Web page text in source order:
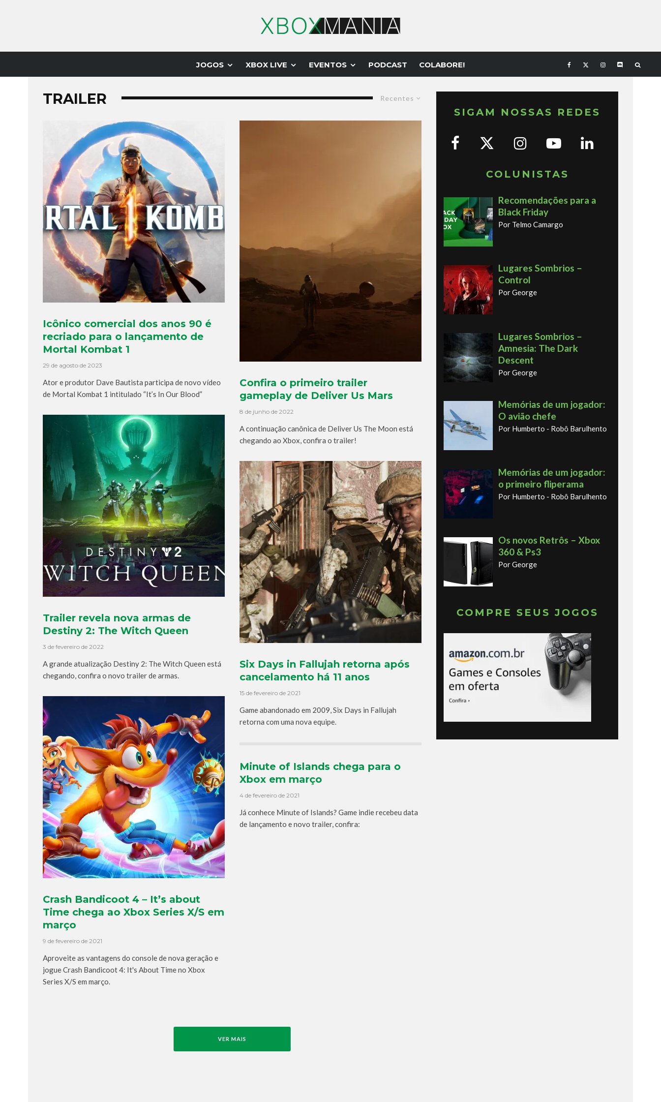
JOGOS XBOX LIVE EVENTOS PODCAST COLABORE!
Recentes
TRAILER
Icônico comercial dos anos 90 é
recriado para o lançamento de
Mortal Kombat 1
29 de agosto de 2023
Ator e produtor Dave Bautista participa de novo vídeo
de Mortal Kombat 1 intitulado “It’s In Our Blood”
Trailer revela nova armas de
Destiny 2: The Witch Queen
3 de fevereiro de 2022
A grande atualização Destiny 2: The Witch Queen está
chegando, confira o novo trailer de armas.
Crash Bandicoot 4 – It’s about
Time chega ao Xbox Series X/S em
março
9 de fevereiro de 2021
Aproveite as vantagens do console de nova geração e
jogue Crash Bandicoot 4: It's About Time no Xbox
Series X/S em março.
Confira o primeiro trailer
gameplay de Deliver Us Mars
8 de junho de 2022
A continuação canônica de Deliver Us The Moon está
chegando ao Xbox, confira o trailer!
Six Days in Fallujah retorna após
cancelamento há 11 anos
15 de fevereiro de 2021
Game abandonado em 2009, Six Days in Fallujah
retorna com uma nova equipe.
Minute of Islands chega para o
Xbox em março
4 de fevereiro de 2021
Já conhece Minute of Islands? Game indie recebeu data
de lançamento e novo trailer, confira:
VER MAIS
SIGAM NOSSAS REDES
COLUNISTAS
Recomendações para a
Black Friday
Por Telmo Camargo
Lugares Sombrios –
Control
Por George
Lugares Sombrios –
Amnesia: The Dark
Descent
Por George
Memórias de um jogador:
O avião chefe
Por Humberto - Robô Barulhento
Memórias de um jogador:
o primeiro fliperama
Por Humberto - Robô Barulhento
Os novos Retrôs – Xbox
360 & Ps3
Por George
COMPRE SEUS JOGOS